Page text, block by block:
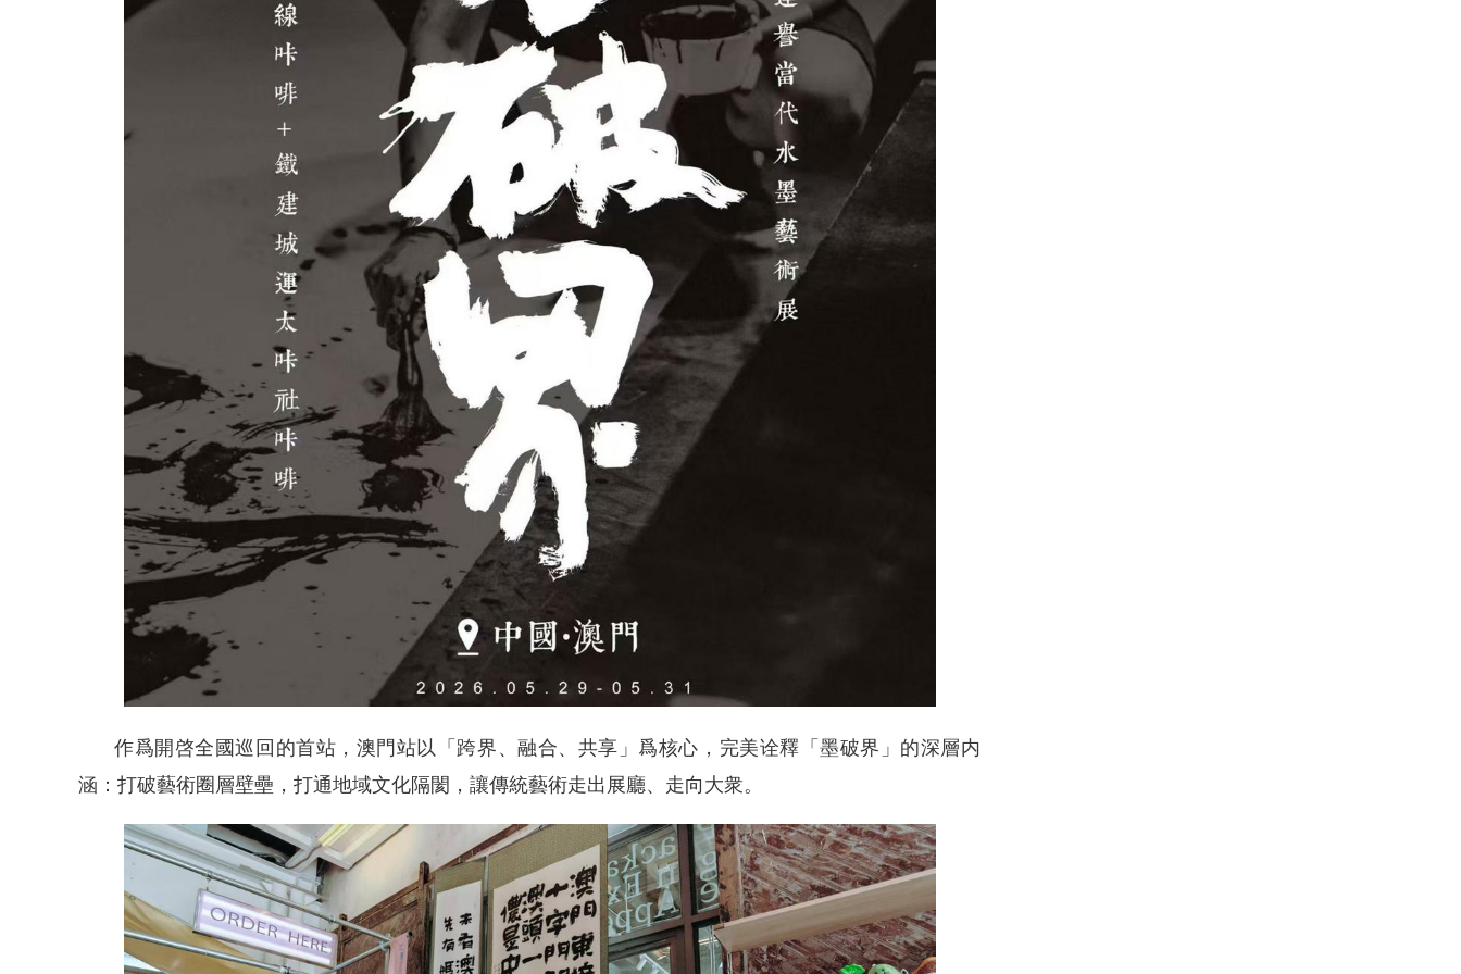
作爲開啓全國巡回的首站，澳門站以「跨界、融合、共享」爲核心，完美诠釋「墨破界」的深層内
涵：打破藝術圈層壁壘，打通地域文化隔閡，讓傳統藝術走出展廳、走向大衆。